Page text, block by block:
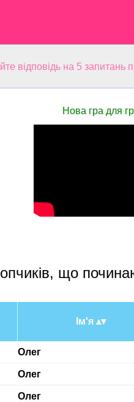
відповідь на 5
Нова гра для
що
Ім'я
Олег
Олег
Олег